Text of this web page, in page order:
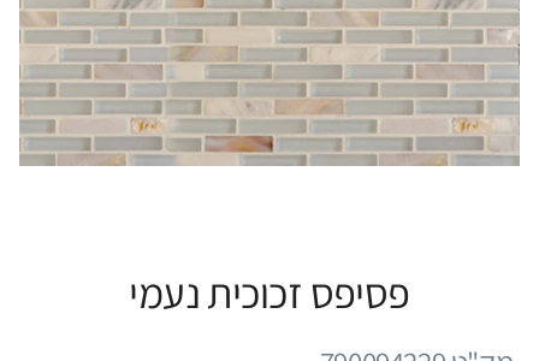
פסיפס זכוכית נעמי